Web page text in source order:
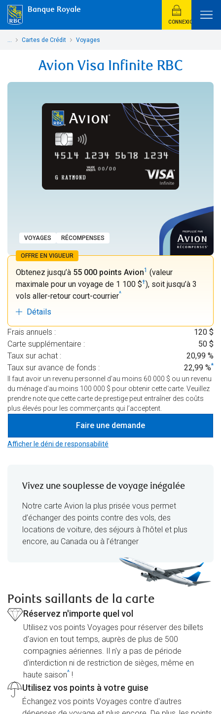
Banque Royale
CONNEXION
... Cartes de Crédit Voyages
Avion Visa Infinite RBC
VOYAGES RÉCOMPENSES
OFFRE EN VIGUEUR
Obtenez jusqu’à 55 000 points Avion1 (valeur
maximale pour un voyage de 1 100 $†), soit jusqu’à 3
vols aller-retour court-courrier^
Détails
Frais annuels :
120 $
Carte supplémentaire :
50 $
Taux sur achat :
20,99 %
Taux sur avance de fonds :
22,99 %*
Il faut avoir un revenu personnel d’au moins 60 000 $ ou un revenu
du ménage d’au moins 100 000 $ pour obtenir cette carte. Veuillez
prendre note que cette carte de prestige peut entraîner des coûts
plus élevés pour les commerçants qui l’acceptent.
Faire une demande
Afficher le déni de responsabilité
Vivez une souplesse de voyage inégalée
Notre carte Avion la plus prisée vous permet
d’échanger des points contre des vols, des
locations de voiture, des séjours à l’hôtel et plus
encore, au Canada ou à l’étranger
Points saillants de la carte
Réservez n'importe quel vol
Utilisez vos points Voyages pour réserver des billets
d'avion en tout temps, auprès de plus de 500
compagnies aériennes. Il n'y a pas de période
d'interdiction ni de restriction de sièges, même en
haute saison^ !
Utilisez vos points à votre guise
Échangez vos points Voyages contre d'autres